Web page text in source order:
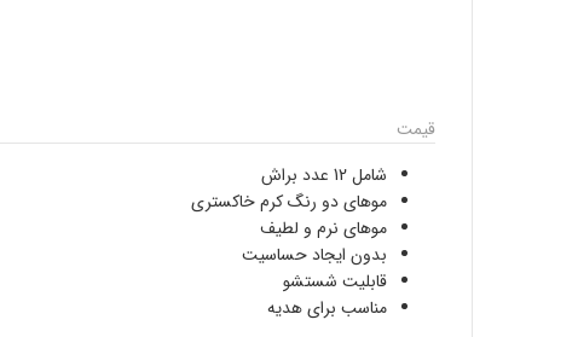
قیمت
شامل 12 عدد براش
موهای دو رنگ کرم خاکستری
موهای نرم و لطیف
بدون ایجاد حساسیت
قابلیت شستشو
مناسب برای هدیه